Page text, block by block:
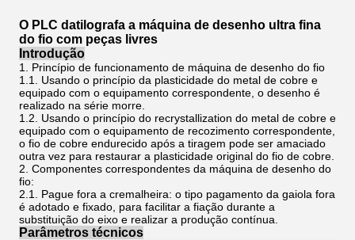
O PLC datilografa a máquina de desenho ultra fina
do fio com peças livres
Introdução
1. Princípio de funcionamento de máquina de desenho do fio
1.1. Usando o princípio da plasticidade do metal de cobre e
equipado com o equipamento correspondente, o desenho é
realizado na série morre.
1.2. Usando o princípio do recrystallization do metal de cobre e
equipado com o equipamento de recozimento correspondente,
o fio de cobre endurecido após a tiragem pode ser amaciado
outra vez para restaurar a plasticidade original do fio de cobre.
2. Componentes correspondentes da máquina de desenho do
fio:
2.1. Pague fora a cremalheira: o tipo pagamento da gaiola fora
é adotado e fixado, para facilitar a fiação durante a
substituição do eixo e realizar a produção contínua.
Parâmetros técnicos